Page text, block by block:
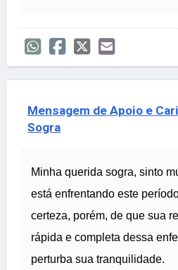
Mensagem de Apoio e
Sogra
Minha querida sogra, sinto
está enfrentando este
certeza, porém, de que sua
rápida e completa dessa
perturba sua tranquilidade.